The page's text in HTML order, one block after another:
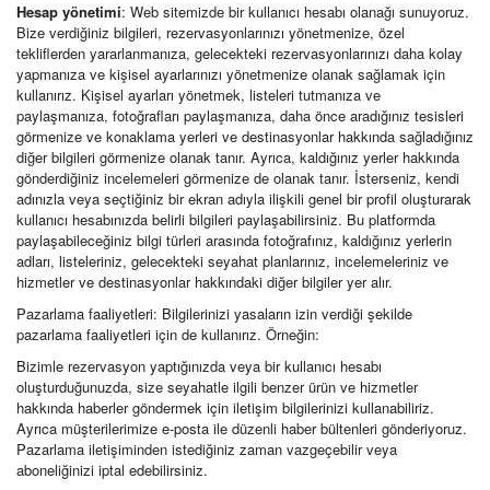
Hesap yönetimi: Web sitemizde bir kullanıcı hesabı olanağı sunuyoruz.
Bize verdiğiniz bilgileri, rezervasyonlarınızı yönetmenize, özel
tekliflerden yararlanmanıza, gelecekteki rezervasyonlarınızı daha kolay
yapmanıza ve kişisel ayarlarınızı yönetmenize olanak sağlamak için
kullanırız. Kişisel ayarları yönetmek, listeleri tutmanıza ve
paylaşmanıza, fotoğrafları paylaşmanıza, daha önce aradığınız tesisleri
görmenize ve konaklama yerleri ve destinasyonlar hakkında sağladığınız
diğer bilgileri görmenize olanak tanır. Ayrıca, kaldığınız yerler hakkında
gönderdiğiniz incelemeleri görmenize de olanak tanır. İsterseniz, kendi
adınızla veya seçtiğiniz bir ekran adıyla ilişkili genel bir profil oluşturarak
kullanıcı hesabınızda belirli bilgileri paylaşabilirsiniz. Bu platformda
paylaşabileceğiniz bilgi türleri arasında fotoğrafınız, kaldığınız yerlerin
adları, listeleriniz, gelecekteki seyahat planlarınız, incelemeleriniz ve
hizmetler ve destinasyonlar hakkındaki diğer bilgiler yer alır.
Pazarlama faaliyetleri: Bilgilerinizi yasaların izin verdiği şekilde
pazarlama faaliyetleri için de kullanırız. Örneğin:
Bizimle rezervasyon yaptığınızda veya bir kullanıcı hesabı
oluşturduğunuzda, size seyahatle ilgili benzer ürün ve hizmetler
hakkında haberler göndermek için iletişim bilgilerinizi kullanabiliriz.
Ayrıca müşterilerimize e-posta ile düzenli haber bültenleri gönderiyoruz.
Pazarlama iletişiminden istediğiniz zaman vazgeçebilir veya
aboneliğinizi iptal edebilirsiniz.